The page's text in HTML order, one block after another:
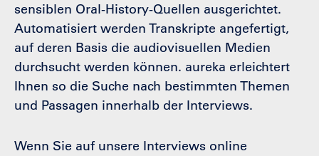
sensiblen Oral-History-Quellen ausgerichtet.
Automatisiert werden Transkripte angefertigt,
auf deren Basis die audiovisuellen Medien
durchsucht werden können. aureka erleichtert
Ihnen so die Suche nach bestimmten Themen
und Passagen innerhalb der Interviews.
Wenn Sie auf unsere Interviews online